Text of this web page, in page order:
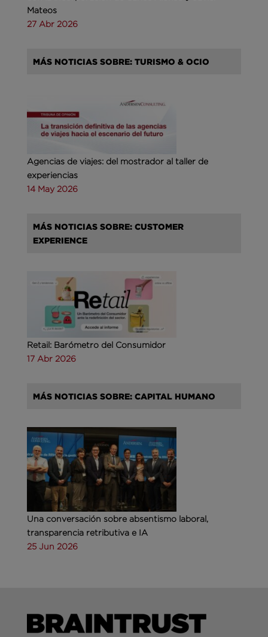
Mateos
27 Abr 2026
MÁS NOTICIAS SOBRE: TURISMO & OCIO
Agencias de viajes: del mostrador al taller de
experiencias
14 May 2026
MÁS NOTICIAS SOBRE: CUSTOMER
EXPERIENCE
Retail: Barómetro del Consumidor
17 Abr 2026
MÁS NOTICIAS SOBRE: CAPITAL HUMANO
Una conversación sobre absentismo laboral,
transparencia retributiva e IA
25 Jun 2026